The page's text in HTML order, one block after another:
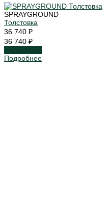
SPRAYGROUND
Толстовка
36 740 ₽
36 740 ₽
Подробнее